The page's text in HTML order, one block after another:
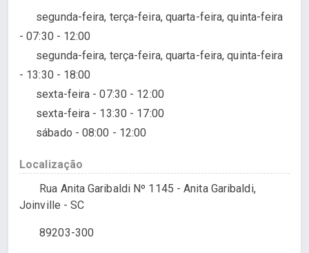
segunda-feira, terça-feira, quarta-feira, quinta-feira
- 07:30 - 12:00
segunda-feira, terça-feira, quarta-feira, quinta-feira
- 13:30 - 18:00
sexta-feira - 07:30 - 12:00
sexta-feira - 13:30 - 17:00
sábado - 08:00 - 12:00
Localização
Rua Anita Garibaldi Nº 1145 - Anita Garibaldi,
Joinville - SC
89203-300